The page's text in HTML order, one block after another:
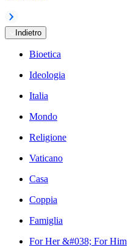
Indietro
Bioetica
Ideologia
Italia
Mondo
Religione
Vaticano
Casa
Coppia
Famiglia
For Her &#038; For Him